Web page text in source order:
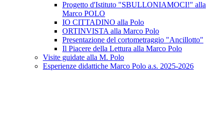
Progetto d'Istituto "SBULLONIAMOCI!" alla
Marco POLO
IO CITTADINO alla Polo
ORTINVISTA alla Marco Polo
Presentazione del cortometraggio "Ancillotto"
Il Piacere della Lettura alla Marco Polo
Visite guidate alla M. Polo
Esperienze didattiche Marco Polo a.s. 2025-2026